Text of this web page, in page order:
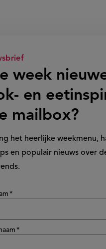
week
en
mailbox?
het heerlijke weekmenu,
en populair nieuws over
hide